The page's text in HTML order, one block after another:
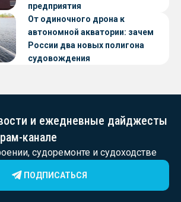
предприятия
От одиночного дрона к
автономной акватории: зачем
России два новых полигона
судовождения
и ежедневные дайджесты
канале
судоремонте и судоходстве
ПОДПИСАТЬСЯ